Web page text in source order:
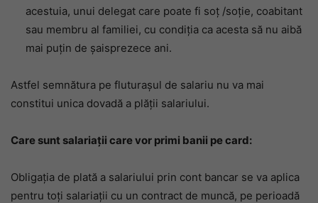
acestuia, unui delegat care poate fi soț /soție, coabitant
sau membru al familiei, cu condiția ca acesta să nu aibă
mai puțin de șaisprezece ani.
Astfel semnătura pe fluturașul de salariu nu va mai
constitui unica dovadă a plății salariului.
Care sunt salariații care vor primi banii pe card:
Obligația de plată a salariului prin cont bancar se va aplica
pentru toți salariații cu un contract de muncă, pe perioadă